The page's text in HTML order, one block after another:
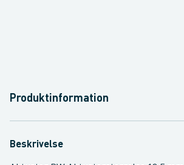
Produktinformation
Beskrivelse